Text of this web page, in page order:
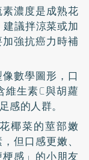
濃度是成熟花
議拌涼菜或加
強抗癌力時補
數學圖形，口
維生素C與胡蘿
感的人群。
椰菜的莖部嫩
但口感更嫩、
感」的小朋友